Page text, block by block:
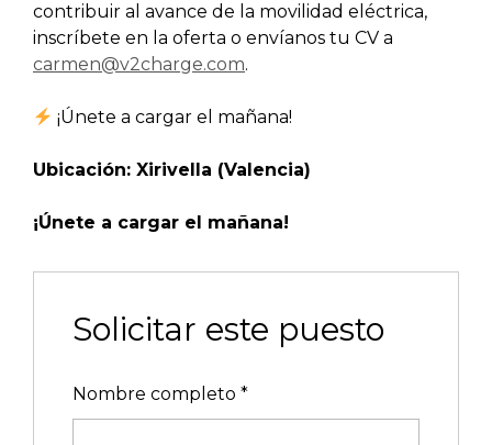
contribuir al avance de la movilidad eléctrica,
inscríbete en la oferta o envíanos tu CV a
carmen@v2charge.com.
¡Únete a cargar el mañana!
Ubicación: Xirivella (Valencia)
¡Únete a cargar el mañana!
Solicitar este puesto
Nombre completo *